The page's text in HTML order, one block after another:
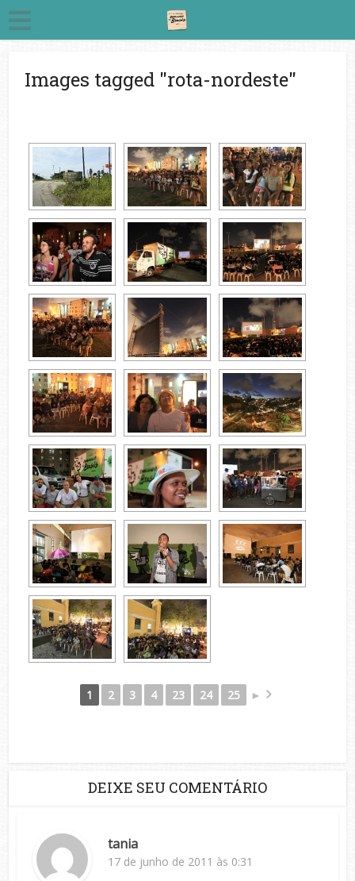
Images tagged "rota-nordeste"
1 2 3 4 23 24 25 ►
DEIXE SEU COMENTÁRIO
tania
17 de junho de 2011 às 0:31